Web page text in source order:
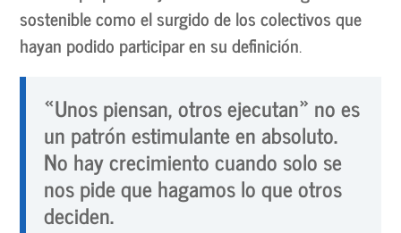
sostenible como el surgido de los colectivos que
hayan podido participar en su definición.
«Unos piensan, otros ejecutan» no es
un patrón estimulante en absoluto.
No hay crecimiento cuando solo se
nos pide que hagamos lo que otros
deciden.